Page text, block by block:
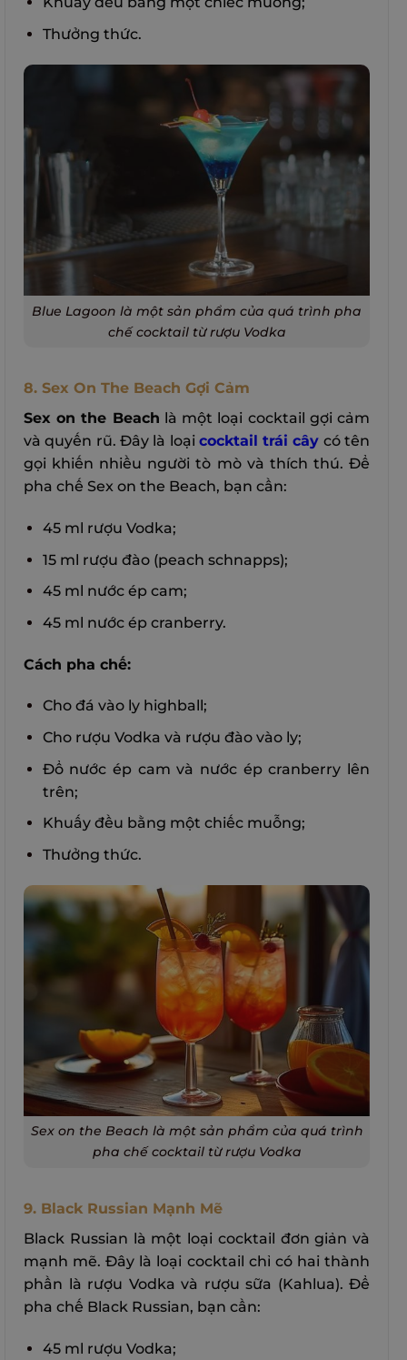
Thưởng thức.
Blue Lagoon là một sản phẩm của quá trình pha
chế cocktail từ rượu Vodka
8. Sex On The Beach Gợi Cảm
Sex on the Beach là một loại cocktail gợi cảm
và quyến rũ. Đây là loại cocktail trái cây có tên
gọi khiến nhiều người tò mò và thích thú. Để
pha chế Sex on the Beach, bạn cần:
45 ml rượu Vodka;
15 ml rượu đào (peach schnapps);
45 ml nước ép cam;
45 ml nước ép cranberry.
Cách pha chế:
Cho đá vào ly highball;
Cho rượu Vodka và rượu đào vào ly;
Đổ nước ép cam và nước ép cranberry lên
trên;
Khuấy đều bằng một chiếc muỗng;
Thưởng thức.
Sex on the Beach là một sản phẩm của quá trình
pha chế cocktail từ rượu Vodka
9. Black Russian Mạnh Mẽ
Black Russian là một loại cocktail đơn giản và
mạnh mẽ. Đây là loại cocktail chỉ có hai thành
phần là rượu Vodka và rượu sữa (Kahlua). Để
pha chế Black Russian, bạn cần:
45 ml rượu Vodka;